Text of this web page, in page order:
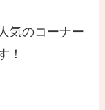
気のコーナー
！